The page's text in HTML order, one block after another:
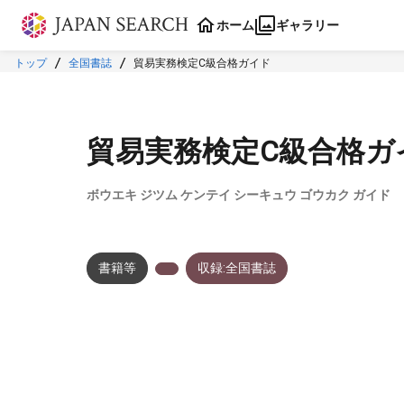
本文に飛ぶ
ホーム ギャラリー
トップ 全国書誌 貿易実務検定C級合格ガイド
貿易実務検定C級合格
ボウエキ ジツム ケンテイ シーキュウ ゴウカク ガイド
書籍等 収録:全国書誌